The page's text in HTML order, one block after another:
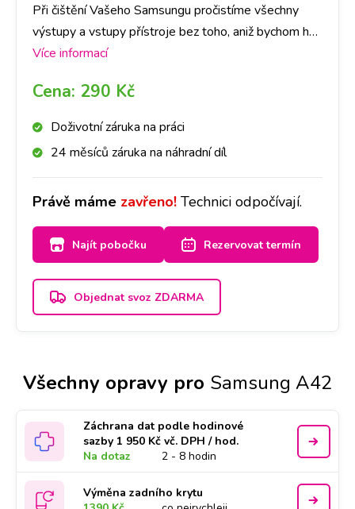
Při čištění Vašeho Samsungu pročistíme všechny
výstupy a vstupy přístroje bez toho, aniž bychom ho
museli rozebrat. Stačí se zastavit u nás na pobočce a
Více informací
Cena: 290 Kč
Doživotní záruka na práci
24 měsíců záruka na náhradní díl
Právě máme zavřeno! Technici odpočívají.
Najít pobočku Rezervovat termín
Objednat svoz ZDARMA
Všechny opravy pro Samsung A42
Záchrana dat podle hodinové
sazby 1 950 Kč vč. DPH / hod.
Na dotaz
2 - 8 hodin
Výměna zadního krytu